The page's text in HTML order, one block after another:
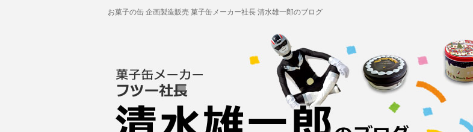
お菓子の缶 企画製造販売 菓子缶メーカー社長 清水雄一郎のブログ